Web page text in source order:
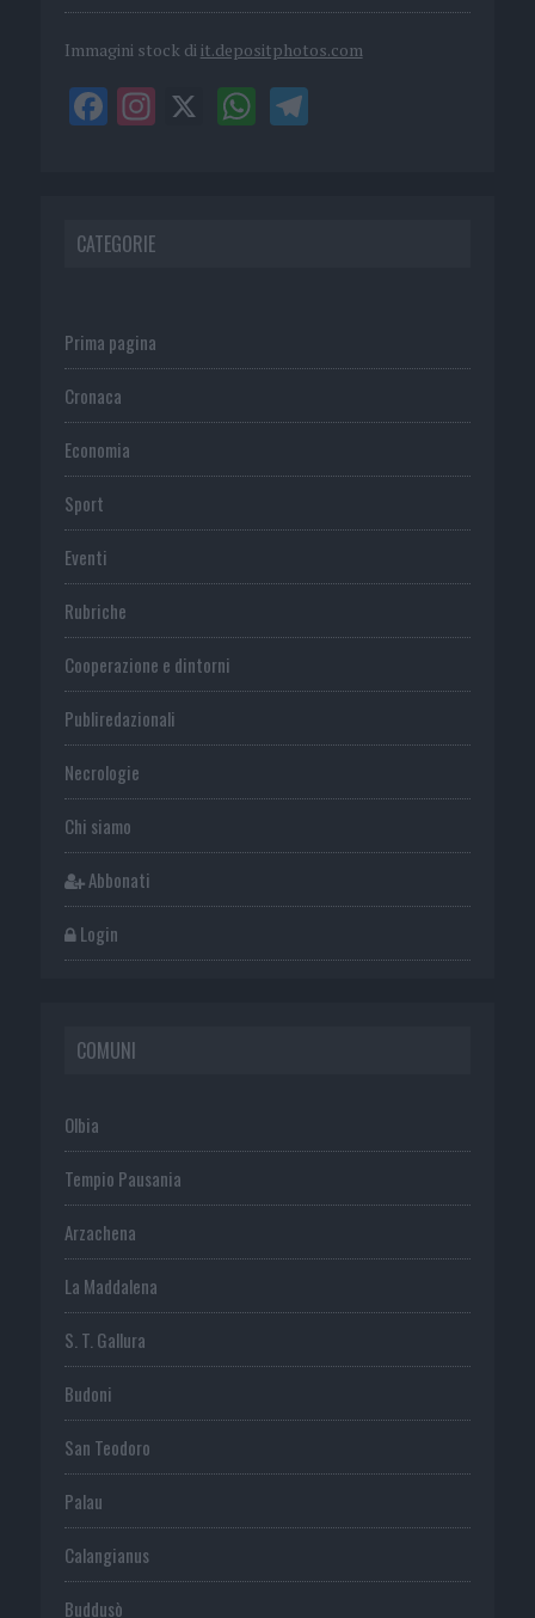
Immagini stock di it.depositphotos.com
CATEGORIE
Prima pagina
Cronaca
Economia
Sport
Eventi
Rubriche
Cooperazione e dintorni
Publiredazionali
Necrologie
Chi siamo
Abbonati
Login
COMUNI
Olbia
Tempio Pausania
Arzachena
La Maddalena
S. T. Gallura
Budoni
San Teodoro
Palau
Calangianus
Buddusò